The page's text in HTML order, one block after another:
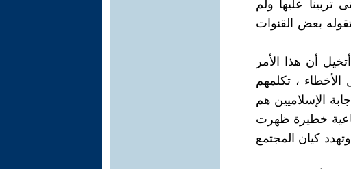
عليها ولم
بعض القنوات
أن هذا الأمر
، تكلمهم
الإسلاميين هم
خطيرة ظهرت
كيان المجتمع